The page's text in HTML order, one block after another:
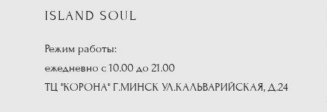
ISLAND SOUL
Режим работы:
ежедневно с 10.00 до 21.00
ТЦ "КОРОНА" Г.МИНСК УЛ.КАЛЬВАРИЙСКАЯ, Д.24